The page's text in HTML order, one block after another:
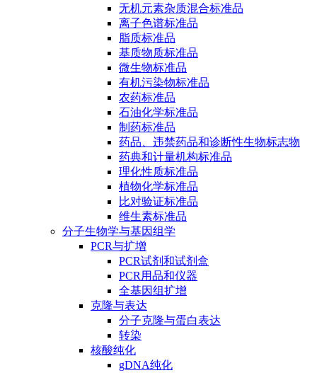
无机元素杂质混合标准品
离子色谱标准品
脂质标准品
基质物质标准品
微生物标准品
有机污染物标准品
农药标准品
石油化学标准品
制药标准品
药品、违禁药品和诊断性生物标志物
药典和计量机构标准品
理化性质标准品
植物化学标准品
比对验证标准品
维生素标准品
分子生物学与基因组学
PCR与扩增
PCR试剂和试剂盒
PCR用品和仪器
全基因组扩增
克隆与表达
分子克隆与蛋白表达
转染
核酸纯化
gDNA纯化